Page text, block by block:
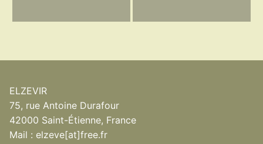
ELZEVIR
75, rue Antoine Durafour
42000 Saint-Étienne, France
Mail : elzeve[at]free.fr